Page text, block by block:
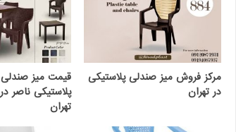
مرکز فروش میز صندلی پلاستیکی
در تهران
پلاستیکی ناصر
تهران